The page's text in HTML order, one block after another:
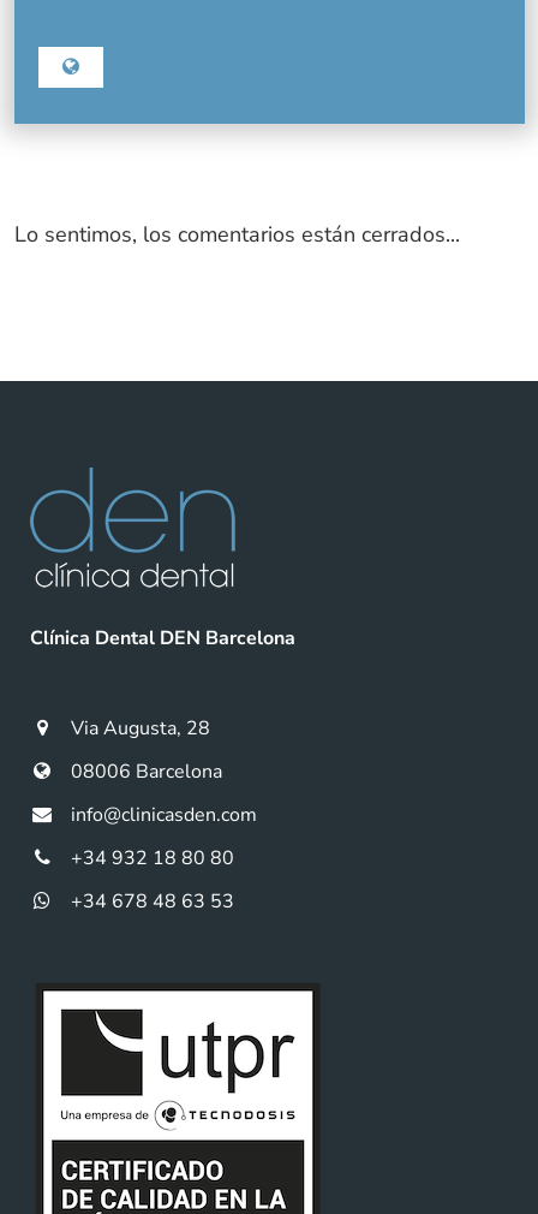
Lo sentimos, los comentarios están cerrados...
Clínica Dental DEN Barcelona
Via Augusta, 28
08006 Barcelona
info@clinicasden.com
+34 932 18 80 80
+34 678 48 63 53